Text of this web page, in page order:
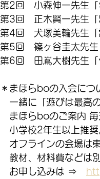
第2回　小森伸一先生「
第3回　正木賢一先生「
第4回　犬塚美輪先生「
第5回　篠ヶ谷圭太先生
第6回　田嶌大樹先生「
＊まほらboの入会につ
一緒に「遊びは最高
まほらboのご案内 毎
小学校2年生以上推奨
オフラインの会場は
教材、材料費などは
お申し込みは ⇒